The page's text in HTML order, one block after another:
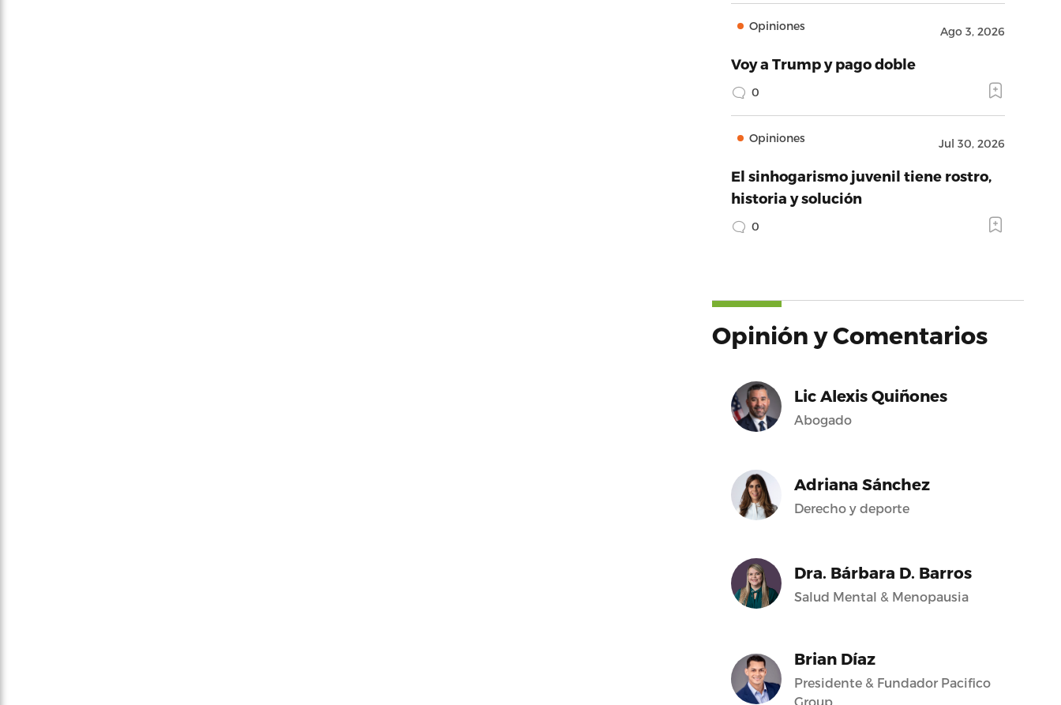
Opiniones Ago 3, 2026
Voy a Trump y pago doble
0
Opiniones Jul 30, 2026
El sinhogarismo juvenil tiene rostro,
historia y solución
0
Opinión y Comentarios
Lic Alexis Quiñones
Abogado
Adriana Sánchez
Derecho y deporte
Dra. Bárbara D. Barros
Salud Mental & Menopausia
Brian Díaz
Presidente & Fundador Pacifico
Group